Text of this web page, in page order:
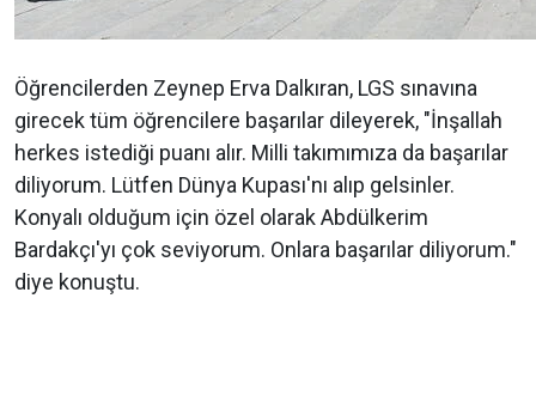
Öğrencilerden Zeynep Erva Dalkıran, LGS sınavına
girecek tüm öğrencilere başarılar dileyerek, "İnşallah
herkes istediği puanı alır. Milli takımımıza da başarılar
diliyorum. Lütfen Dünya Kupası'nı alıp gelsinler.
Konyalı olduğum için özel olarak Abdülkerim
Bardakçı'yı çok seviyorum. Onlara başarılar diliyorum."
diye konuştu.